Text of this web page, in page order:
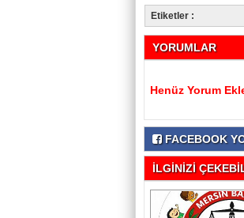
Etiketler :
YORUMLAR
Henüz Yorum
FACEBOOK
İLGİNİZİ